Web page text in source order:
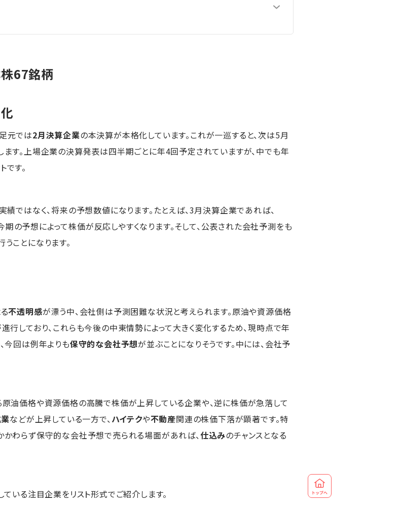
67銘柄
元では2月決算企業の本決算が本格化しています。これが一巡すると、次は5月
ます。上場企業の決算発表は四半期ごとに年4回予定されていますが、中でも年
す。
ではなく、将来の予想数値になります。たとえば、3月決算企業であれば、
予想によって株価が反応しやすくなります。そして、公表された会社予測をも
ことになります。
不透明感が漂う中、会社側は予測困難な状況と考えられます。原油や資源価格
行しており、これらも今後の中東情勢によって大きく変化するため、現時点で年
今回は例年よりも保守的な会社予想が並ぶことになりそうです。中には、会社予
油価格や資源価格の高騰で株価が上昇している企業や、逆に株価が急落して
などが上昇している一方で、ハイテクや不動産関連の株価下落が顕著です。特
わらず保守的な会社予想で売られる場面があれば、仕込みのチャンスとなる
いる注目企業をリスト形式でご紹介します。